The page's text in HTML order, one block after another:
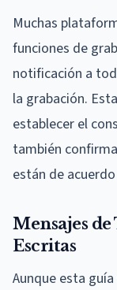
Muchas
funciones de
notificación a
la grabación.
establecer el
también
están de
Mensajes
Escritas
Aunque esta